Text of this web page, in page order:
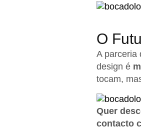
O
A parceria
design é
tocam,
Quer
contacto